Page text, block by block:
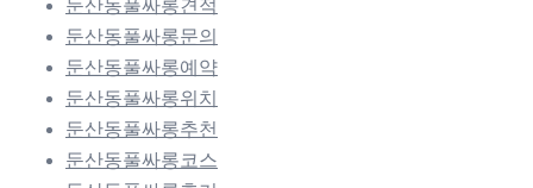
둔산동풀싸롱견적
둔산동풀싸롱문의
둔산동풀싸롱예약
둔산동풀싸롱위치
둔산동풀싸롱추천
둔산동풀싸롱코스